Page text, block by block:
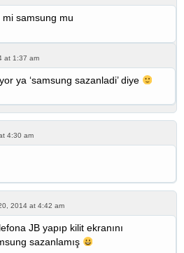
mi samsung mu
at 1:37 am
ya ‘samsung sazanladi’ diye
4:30 am
2014 at 4:42 am
JB yapıp kilit ekranını
sazanlamış